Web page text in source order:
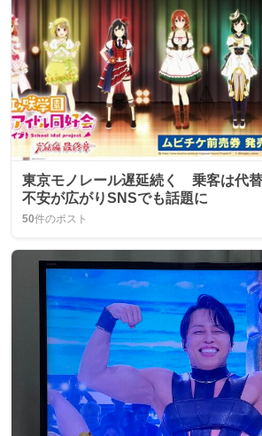
東京モノレール遅延続く 乗客は代
不安が広がりSNSでも話題に
50件のポスト